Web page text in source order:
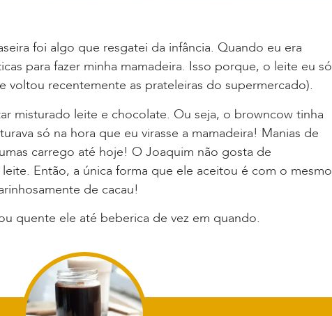
foi algo que resgatei da infância. Quando eu era
para fazer minha mamadeira. Isso porque, o leite eu só
voltou recentemente as prateleiras do supermercado).
misturado leite e chocolate. Ou seja, o browncow tinha
só na hora que eu virasse a mamadeira! Manias de
carrego até hoje! O Joaquim não gosta de
Então, a única forma que ele aceitou é com o mesmo
de cacau!
quente ele até beberica de vez em quando.